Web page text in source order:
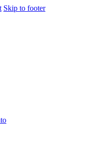
Skip to footer